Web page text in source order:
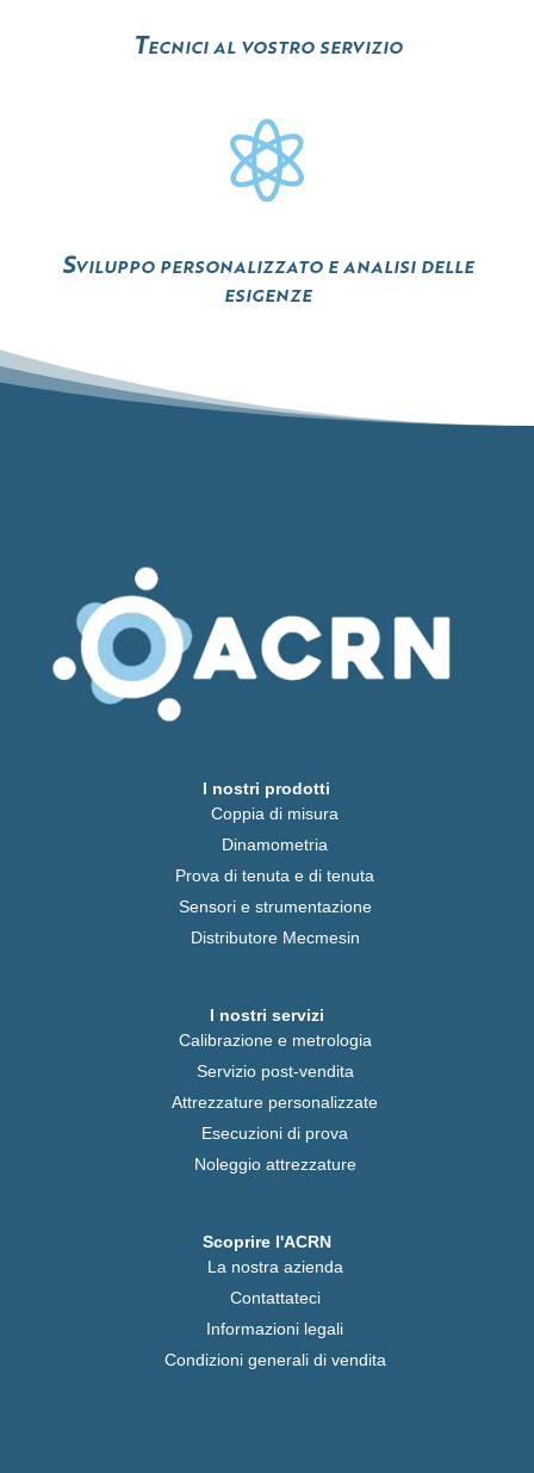
Tecnici al vostro servizio

Sviluppo personalizzato e analisi delle
esigenze
I nostri prodotti
Coppia di misura
Dinamometria
Prova di tenuta e di tenuta
Sensori e strumentazione
Distributore Mecmesin
I nostri servizi
Calibrazione e metrologia
Servizio post-vendita
Attrezzature personalizzate
Esecuzioni di prova
Noleggio attrezzature
Scoprire l'ACRN
La nostra azienda
Contattateci
Informazioni legali
Condizioni generali di vendita